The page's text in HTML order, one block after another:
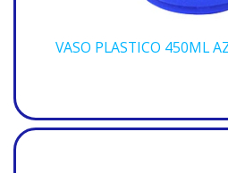
VASO PLASTICO 450ML